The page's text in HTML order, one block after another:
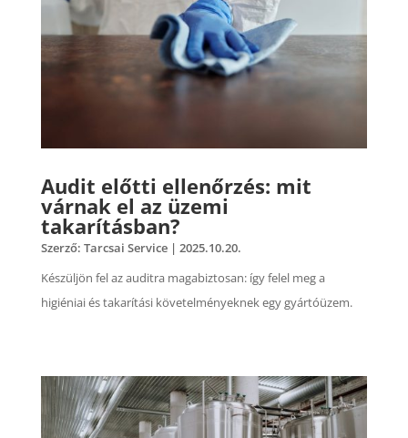
Audit előtti ellenőrzés: mit
várnak el az üzemi
takarításban?
Szerző: Tarcsai Service| 2025.10.20.
Készüljön fel az auditra magabiztosan: így felel meg a
higiéniai és takarítási követelményeknek egy gyártóüzem.